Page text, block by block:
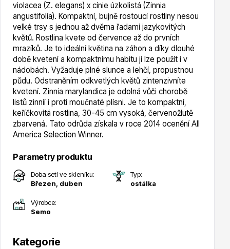
Hortenzie
Azalky a rododendrony
Růže KORDES
violacea (Z. elegans) x cínie úzkolistá (Zinnia
angustifolia). Kompaktní, bujně rostoucí rostliny nesou
velké trsy s jednou až dvěma řadami jazykovitých
květů. Rostlina kvete od července až do prvních
mrazíků. Je to ideální květina na záhon a díky dlouhé
době kvetení a kompaktnímu habitu ji lze použít i v
nádobách. Vyžaduje plné slunce a lehčí, propustnou
půdu. Odstraněním odkvetlých květů zintenzivníte
kvetení. Zinnia marylandica je odolná vůči chorobě
listů zinnií i proti moučnaté plísni. Je to kompaktní,
keříčkovitá rostlina, 30-45 cm vysoká, červenožlutě
zbarvená. Tato odrůda získala v roce 2014 ocenění All
America Selection Winner.
Parametry produktu
Doba setí ve skleníku:
Březen, duben
Typ:
ostálka
Výrobce:
Semo
Kategorie